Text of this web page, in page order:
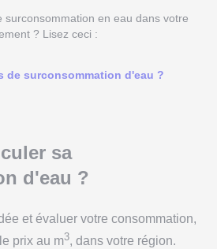
surconsommation en eau dans votre
? Lisez ceci :
de surconsommation d'eau ?
sa
d'eau ?
et évaluer votre consommation,
prix au m3, dans votre région.